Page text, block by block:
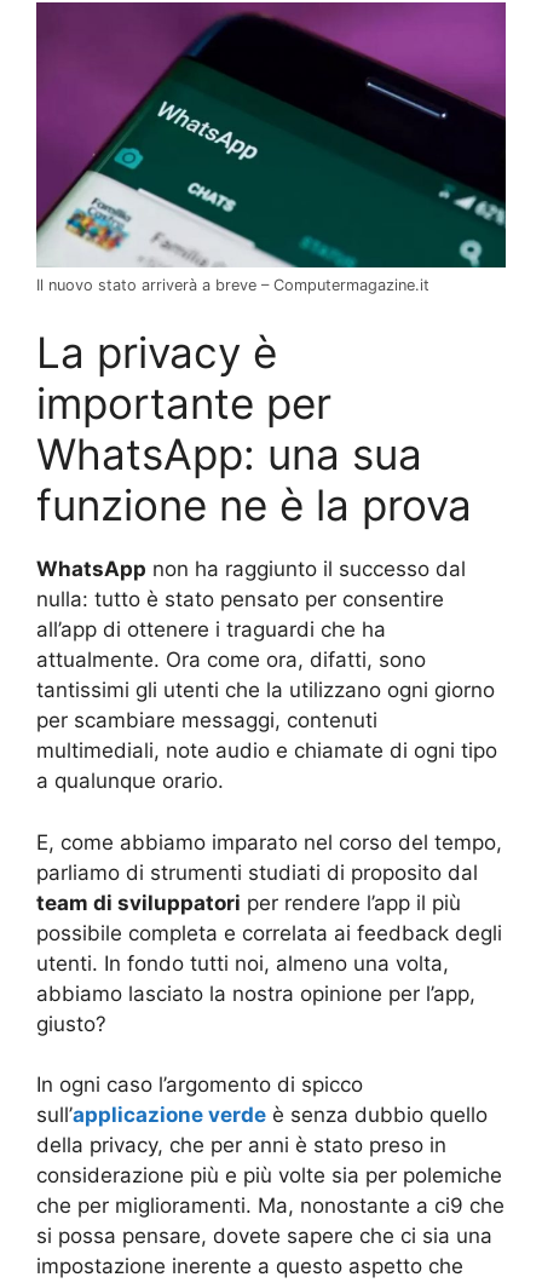
Il nuovo stato arriverà a breve – Computermagazine.it
La privacy è
importante per
WhatsApp: una sua
funzione ne è la prova
WhatsApp non ha raggiunto il successo dal
nulla: tutto è stato pensato per consentire
all’app di ottenere i traguardi che ha
attualmente. Ora come ora, difatti, sono
tantissimi gli utenti che la utilizzano ogni giorno
per scambiare messaggi, contenuti
multimediali, note audio e chiamate di ogni tipo
a qualunque orario.
E, come abbiamo imparato nel corso del tempo,
parliamo di strumenti studiati di proposito dal
team di sviluppatori per rendere l’app il più
possibile completa e correlata ai feedback degli
utenti. In fondo tutti noi, almeno una volta,
abbiamo lasciato la nostra opinione per l’app,
giusto?
In ogni caso l’argomento di spicco
sull’applicazione verde è senza dubbio quello
della privacy, che per anni è stato preso in
considerazione più e più volte sia per polemiche
che per miglioramenti. Ma, nonostante a ci9 che
si possa pensare, dovete sapere che ci sia una
impostazione inerente a questo aspetto che